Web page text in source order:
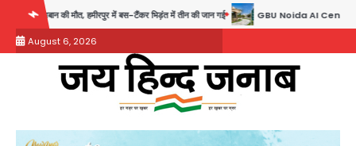
content
हमीरपुर में बस-टैंकर भिड़ंत में तीन की जान गई GBU Noida AI Centre: जीबीयू में बनेगा एआई
August 6, 2026